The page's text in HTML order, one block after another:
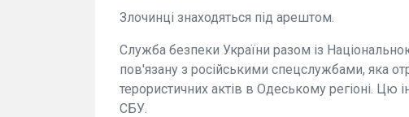
Злочинці знаходяться під арештом.
Служба безпеки України разом із
пов'язану з російськими спецслужбами, яка
терористичних актів в Одеському регіоні.
СБУ.